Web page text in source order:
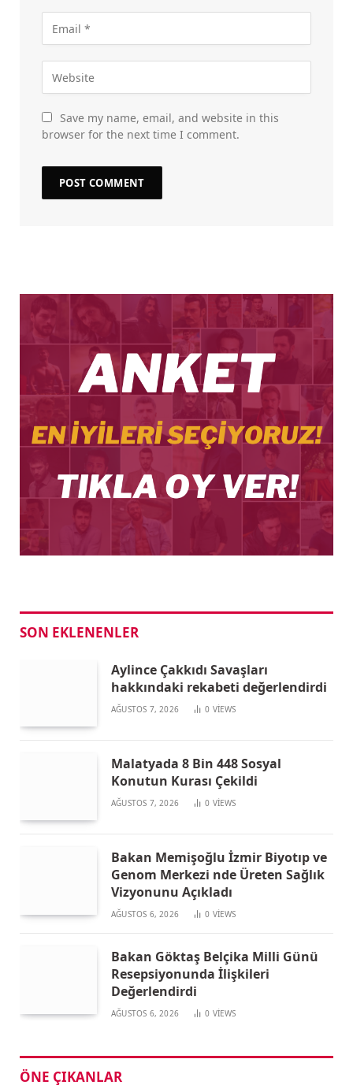
Save my name, email, and website in this
browser for the next time I comment.
SON EKLENENLER
Aylince Çakkıdı Savaşları
hakkındaki rekabeti değerlendirdi
AĞUSTOS 7, 2026 0 VIEWS
Malatyada 8 Bin 448 Sosyal
Konutun Kurası Çekildi
AĞUSTOS 7, 2026 0 VIEWS
Bakan Memişoğlu İzmir Biyotıp ve
Genom Merkezi nde Üreten Sağlık
Vizyonunu Açıkladı
AĞUSTOS 6, 2026 0 VIEWS
Bakan Göktaş Belçika Milli Günü
Resepsiyonunda İlişkileri
Değerlendirdi
AĞUSTOS 6, 2026 0 VIEWS
ÖNE ÇIKANLAR